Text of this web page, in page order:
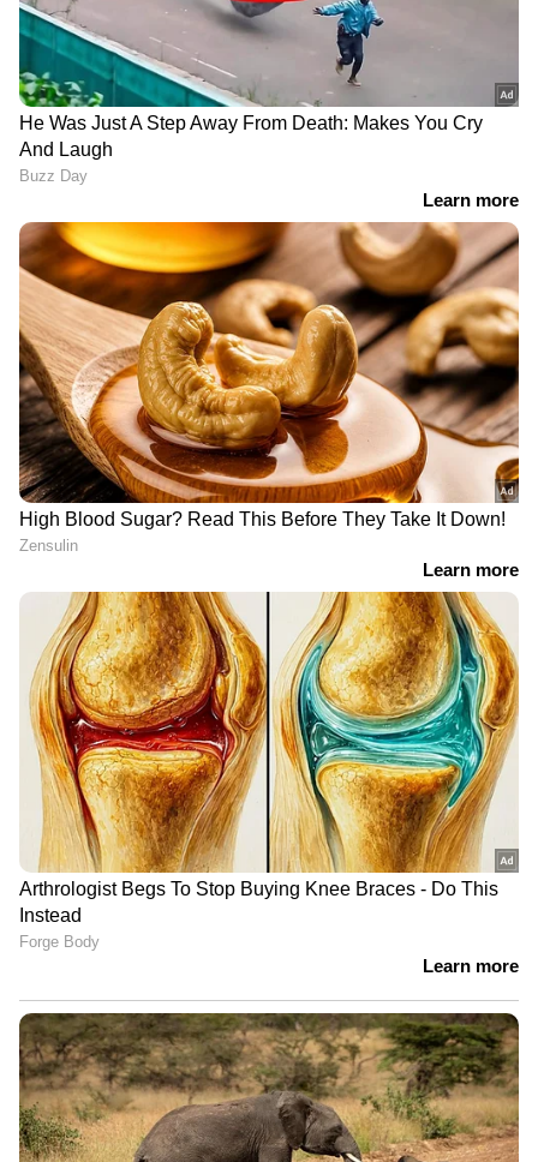
LATEST VIDEOS
പത്രിക തള്ളിയവരുടെ പേര്
ഇന്ത്യൻ അസോസിയേഷൻ
തെര‍ഞ്ഞെടുപ്പിൽ തര്‍ക്കം
ഹോൾസെയിൽ കടയിൽ നിന്ന് 30
ലക്ഷം രൂപയുടെ സിഗരറ്റ്
മോഷണം; തമിഴ്നാട് സ്വദേശി
പിടിയിൽ | Kannur